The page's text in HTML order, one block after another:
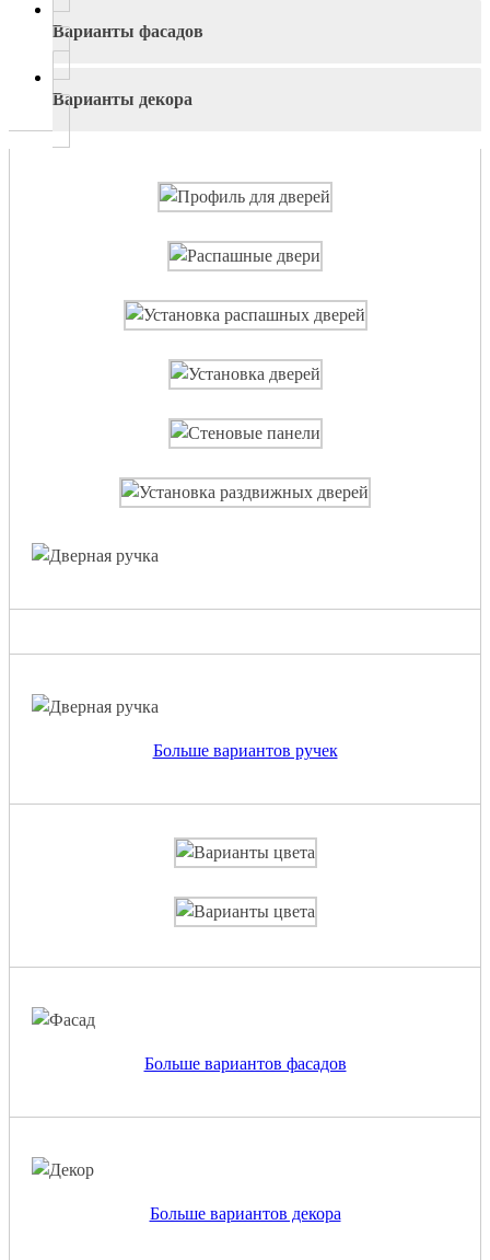
Варианты фасадов
Варианты декора
Больше вариантов ручек
Больше вариантов фасадов
Больше вариантов декора